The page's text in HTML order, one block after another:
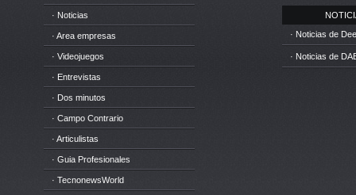
· Noticias
· Area empresas
· Videojuegos
· Entrevistas
· Dos minutos
· Campo Contrario
· Articulistas
· Guia Profesionales
· TecnonewsWorld
· Noticias de
· Noticias de